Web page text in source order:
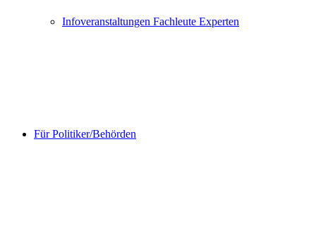
Infoveranstaltungen Fachleute Experten
Für Politiker/Behörden